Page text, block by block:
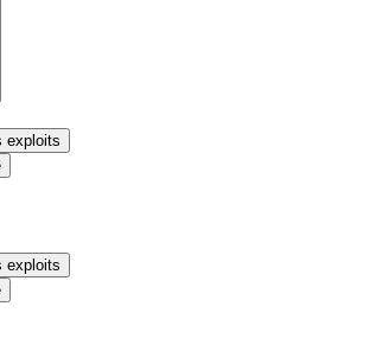
exploits
exploits